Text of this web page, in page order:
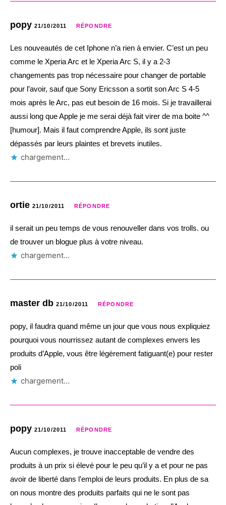
popy 21/10/2011 RÉPONDRE
Les nouveautés de cet Iphone n’a rien à envier. C’est un peu
comme le Xperia Arc et le Xperia Arc S, il y a 2-3
changements pas trop nécessaire pour changer de portable
pour l’avoir, sauf que Sony Ericsson a sortit son Arc S 4-5
mois après le Arc, pas eut besoin de 16 mois. Si je travaillerai
aussi long que Apple je me serai déjà fait virer de ma boite ^^
[humour]. Mais il faut comprendre Apple, ils sont juste
dépassés par leurs plaintes et brevets inutiles.
chargement…
ortie 21/10/2011 RÉPONDRE
il serait un peu temps de vous renouveller dans vos trolls. ou
de trouver un blogue plus à votre niveau.
chargement…
master db 21/10/2011 RÉPONDRE
popy, il faudra quand même un jour que vous nous expliquiez
pourquoi vous nourrissez autant de complexes envers les
produits d’Apple, vous être légèrement fatiguant(e) pour rester
poli
chargement…
popy 21/10/2011 RÉPONDRE
Aucun complexes, je trouve inacceptable de vendre des
produits à un prix si élevé pour le peu qu’il y a et pour ne pas
avoir de liberté dans l’emploi de leurs produits. En plus de sa
on nous montre des produits parfaits qui ne le sont pas